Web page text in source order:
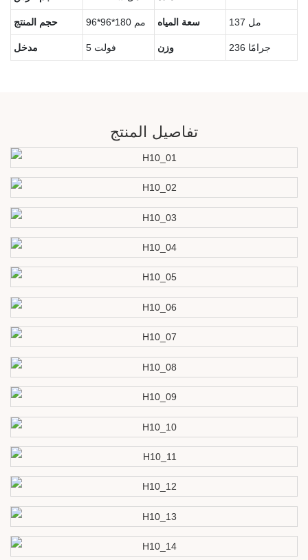
حجم المنتج 96*96*180 مم سعة المياه 137 مل
مدخل 5 فولت وزن 236 جرامًا
تفاصيل المنتج